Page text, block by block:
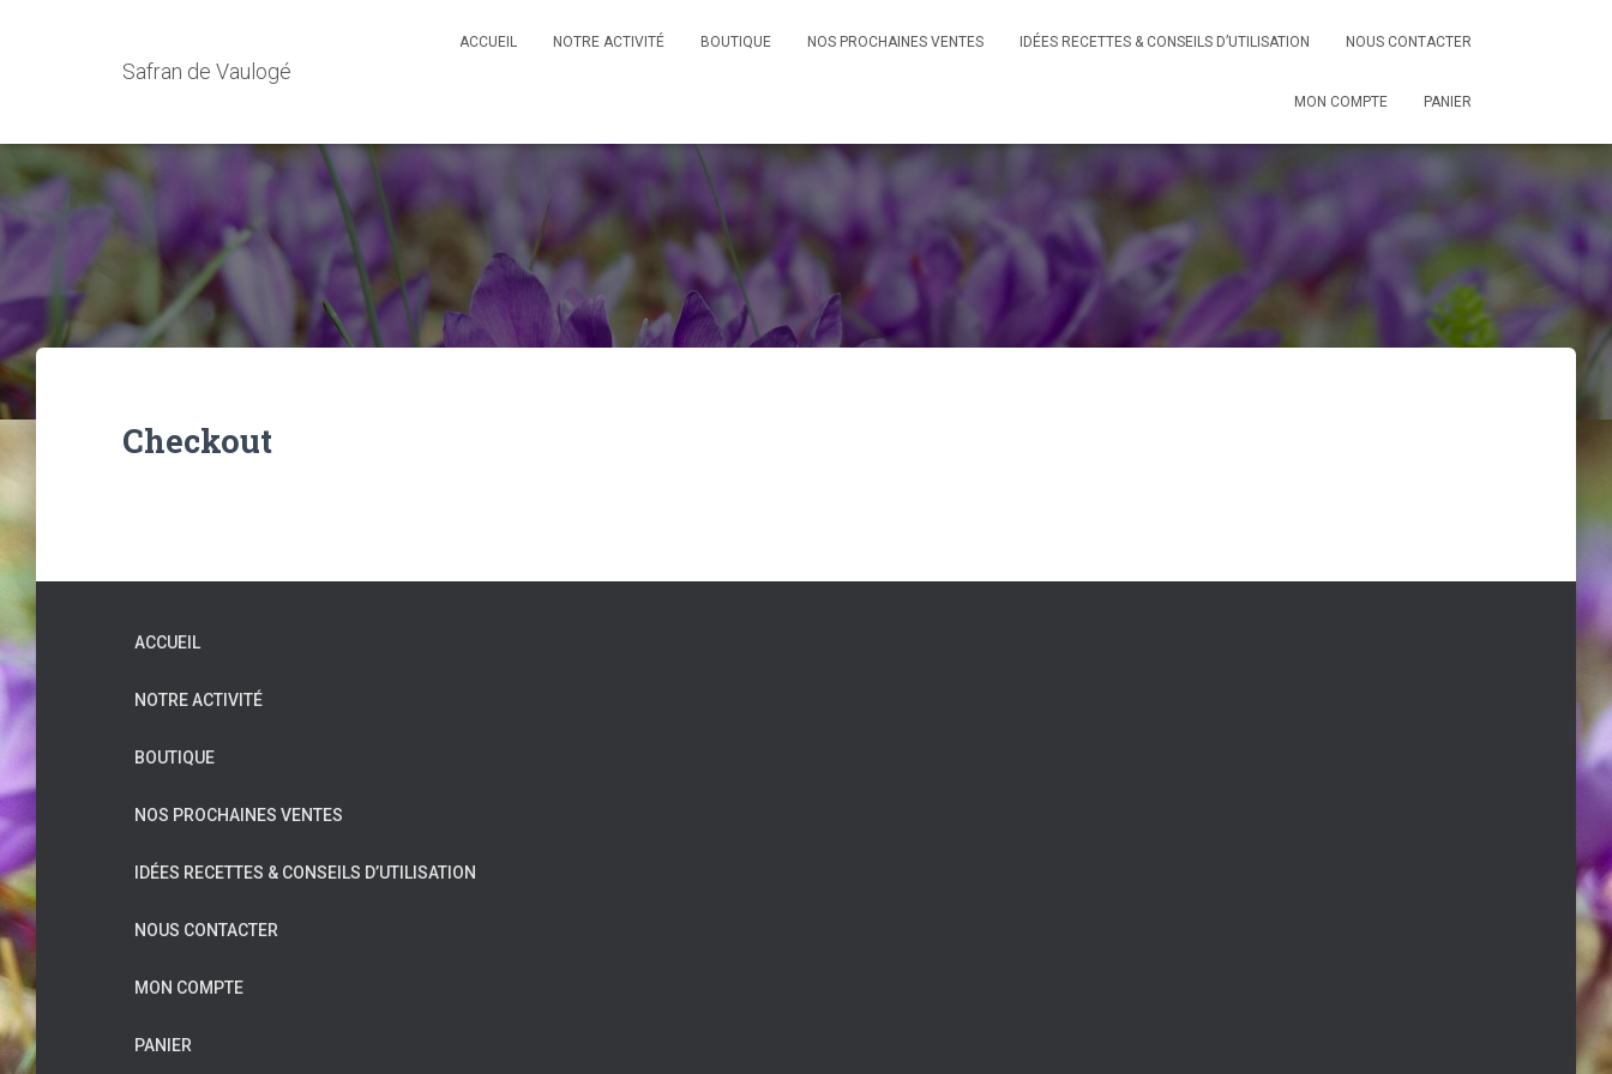
Safran de Vaulogé
ACCUEIL NOTRE ACTIVITÉ BOUTIQUE NOS PROCHAINES VENTES IDÉES RECETTES & CONSEILS D’UTILISATION NOUS CONTACTER
MON COMPTE PANIER
Checkout
ACCUEIL
NOTRE ACTIVITÉ
BOUTIQUE
NOS PROCHAINES VENTES
IDÉES RECETTES & CONSEILS D’UTILISATION
NOUS CONTACTER
MON COMPTE
PANIER